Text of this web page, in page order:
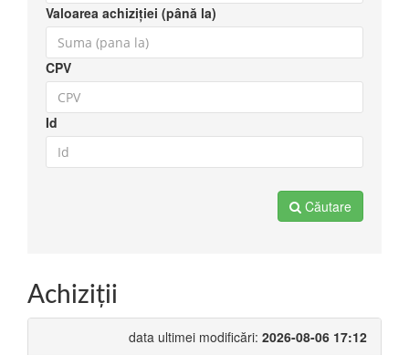
Valoarea achiziției (până la)
CPV
Id
Căutare
Achiziţii
data ultimei modificări: 2026-08-06 17:12